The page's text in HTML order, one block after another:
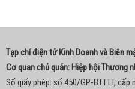
Tạp chí điện tử Kinh Doanh và Biên
Cơ quan chủ quản: Hiệp hội Thương
Số giấy phép: số 450/GP-BTTTT,